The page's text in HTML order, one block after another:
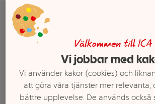
Startsida Barn Barnkläder Strumpbyxor barn
Ett exempel på onlinesortiment visas.
134/140
Välkommen till ICA
Vi jobbar med
Vi använder kakor (cookies) och
att göra våra tjänster mer relevanta,
bättre upplevelse. De används också